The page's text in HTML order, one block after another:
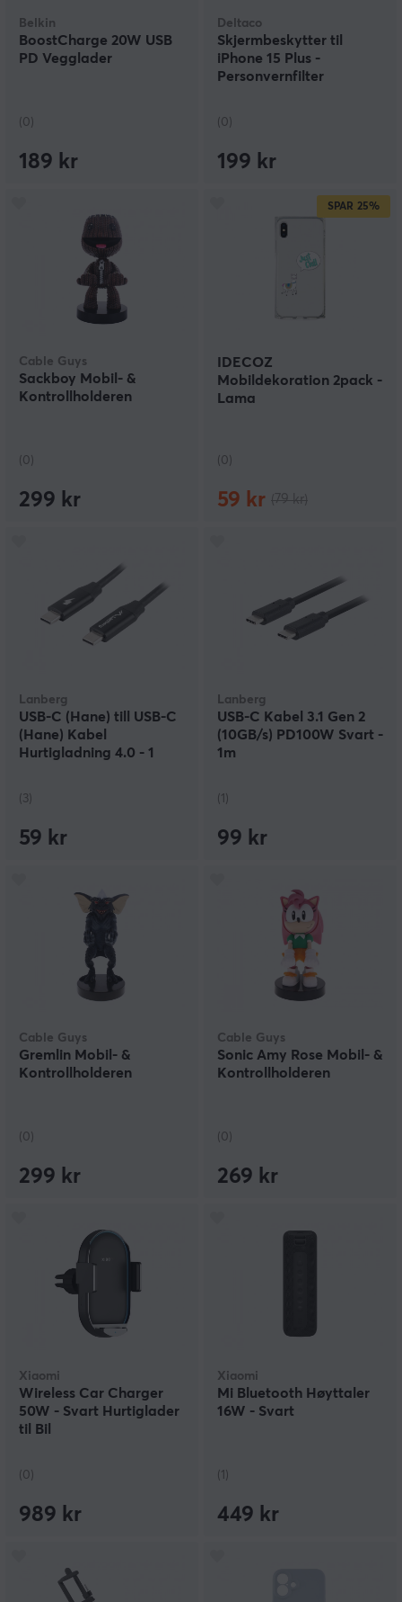
Belkin
BoostCharge 20W USB
PD Vegglader
(0)
189 kr
Deltaco
Skjermbeskytter til
iPhone 15 Plus -
Personvernfilter
(0)
199 kr
Cable Guys
Sackboy Mobil- &
Kontrollholderen
(0)
299 kr
SPAR 25%
IDECOZ
Mobildekoration 2pack -
Lama
(0)
59 kr
Lanberg
USB-C (Hane) till USB-C
(Hane) Kabel
Hurtigladning 4.0 - 1
(3)
59 kr
Lanberg
USB-C Kabel 3.1 Gen 2
(10GB/s) PD100W Svart -
1m
(1)
99 kr
Cable Guys
Gremlin Mobil- &
Kontrollholderen
(0)
299 kr
Cable Guys
Sonic Amy Rose Mobil- &
Kontrollholderen
(0)
269 kr
Xiaomi
Wireless Car Charger
50W - Svart Hurtiglader
til Bil
(0)
989 kr
Xiaomi
Mi Bluetooth Høyttaler
16W - Svart
(1)
449 kr